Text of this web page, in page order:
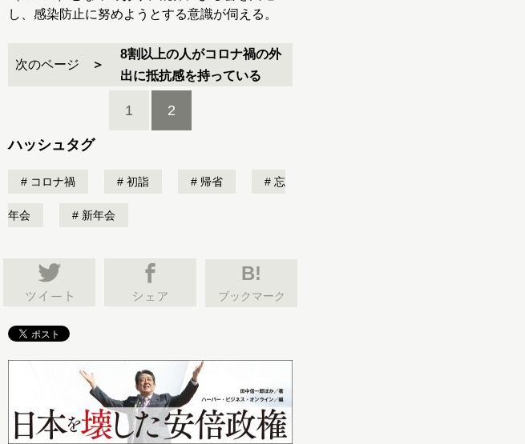
し、感染防止に努めようとする意識が伺える。
次のページ
8割以上の人がコロナ禍の外
出に抵抗感を持っている
1 2
ハッシュタグ
コロナ禍 初詣 帰省 忘
年会 新年会
B!
ブックマーク